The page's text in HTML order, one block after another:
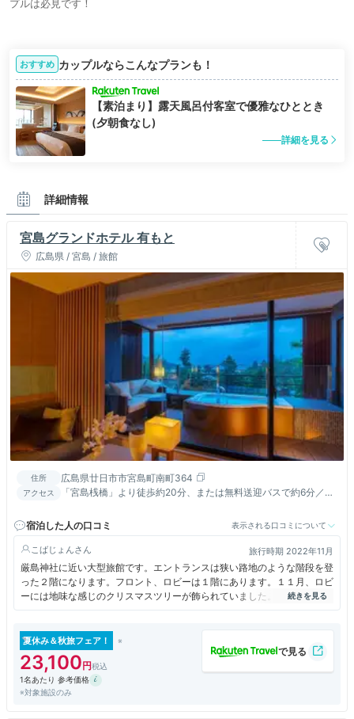
プルは必見です！
おすすめ カップルならこんなプランも！
【素泊まり】露天風呂付客室で優雅なひととき
(夕朝食なし)
詳細を見る
詳細情報
宮島グランドホテル 有もと
広島県 / 宮島 / 旅館
住所 広島県廿日市市宮島町南町364
アクセス
「宮島桟橋」より徒歩約20分、または無料送迎バスで約6分／
宿泊した人の口コミ
表示される口コミについて
こばじょん 旅行時期 2022年11月
厳島神社に近い大型旅館です。エントランスは狭い路地のような階段を登
った２階になります。フロント、ロビーは１階にあります。１１月、ロビ
ーには地味な感じのクリスマスツリーが飾られていました。おちついた感
じの旅館です。
夏休み＆秋旅フェア！
23,100
1名あたり 参考価格
※対象施設のみ